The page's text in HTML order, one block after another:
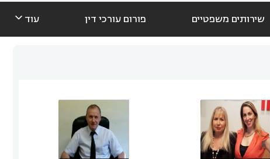
שירותים משפטיים פורום עורכי דין עוד 